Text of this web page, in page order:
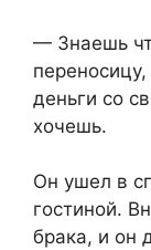
— Знаешь
деньги со
хочешь.
Он ушел в
гостиной.
брака, и он